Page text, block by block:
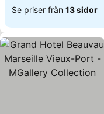
Se priser från 13 sidor